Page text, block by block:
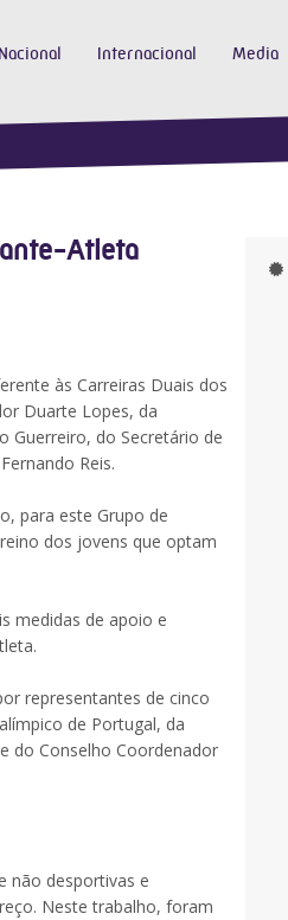
Nacional Internacional Media
Atleta
às Carreiras Duais dos
Duarte Lopes, da
Guerreiro, do Secretário de
Reis.
para este Grupo de
dos jovens que optam
medidas de apoio e
representantes de cinco
de Portugal, da
do Conselho Coordenador
não desportivas e
Neste trabalho, foram